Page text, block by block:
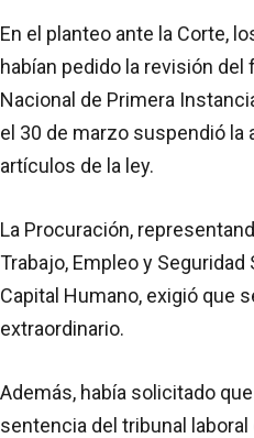
En el planteo ante la Corte,
habían pedido la revisión del
Nacional de Primera
el 30 de marzo suspendió la
artículos de la ley.
La Procuración,
Trabajo, Empleo y
Capital Humano, exigió que
extraordinario.
Además, había solicitado
sentencia del tribunal